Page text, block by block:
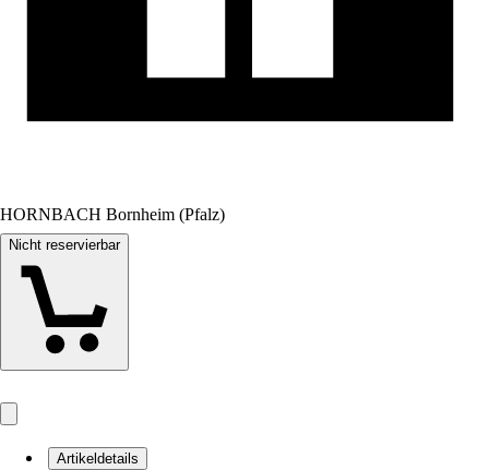
HORNBACH Bornheim (Pfalz)
Nicht reservierbar
Artikeldetails